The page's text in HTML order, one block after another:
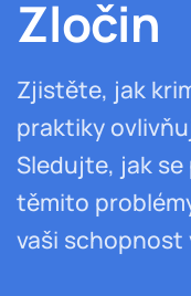
Zločin
Zjistěte, jak
praktiky
Sledujte, jak
těmito
vaši schopnost